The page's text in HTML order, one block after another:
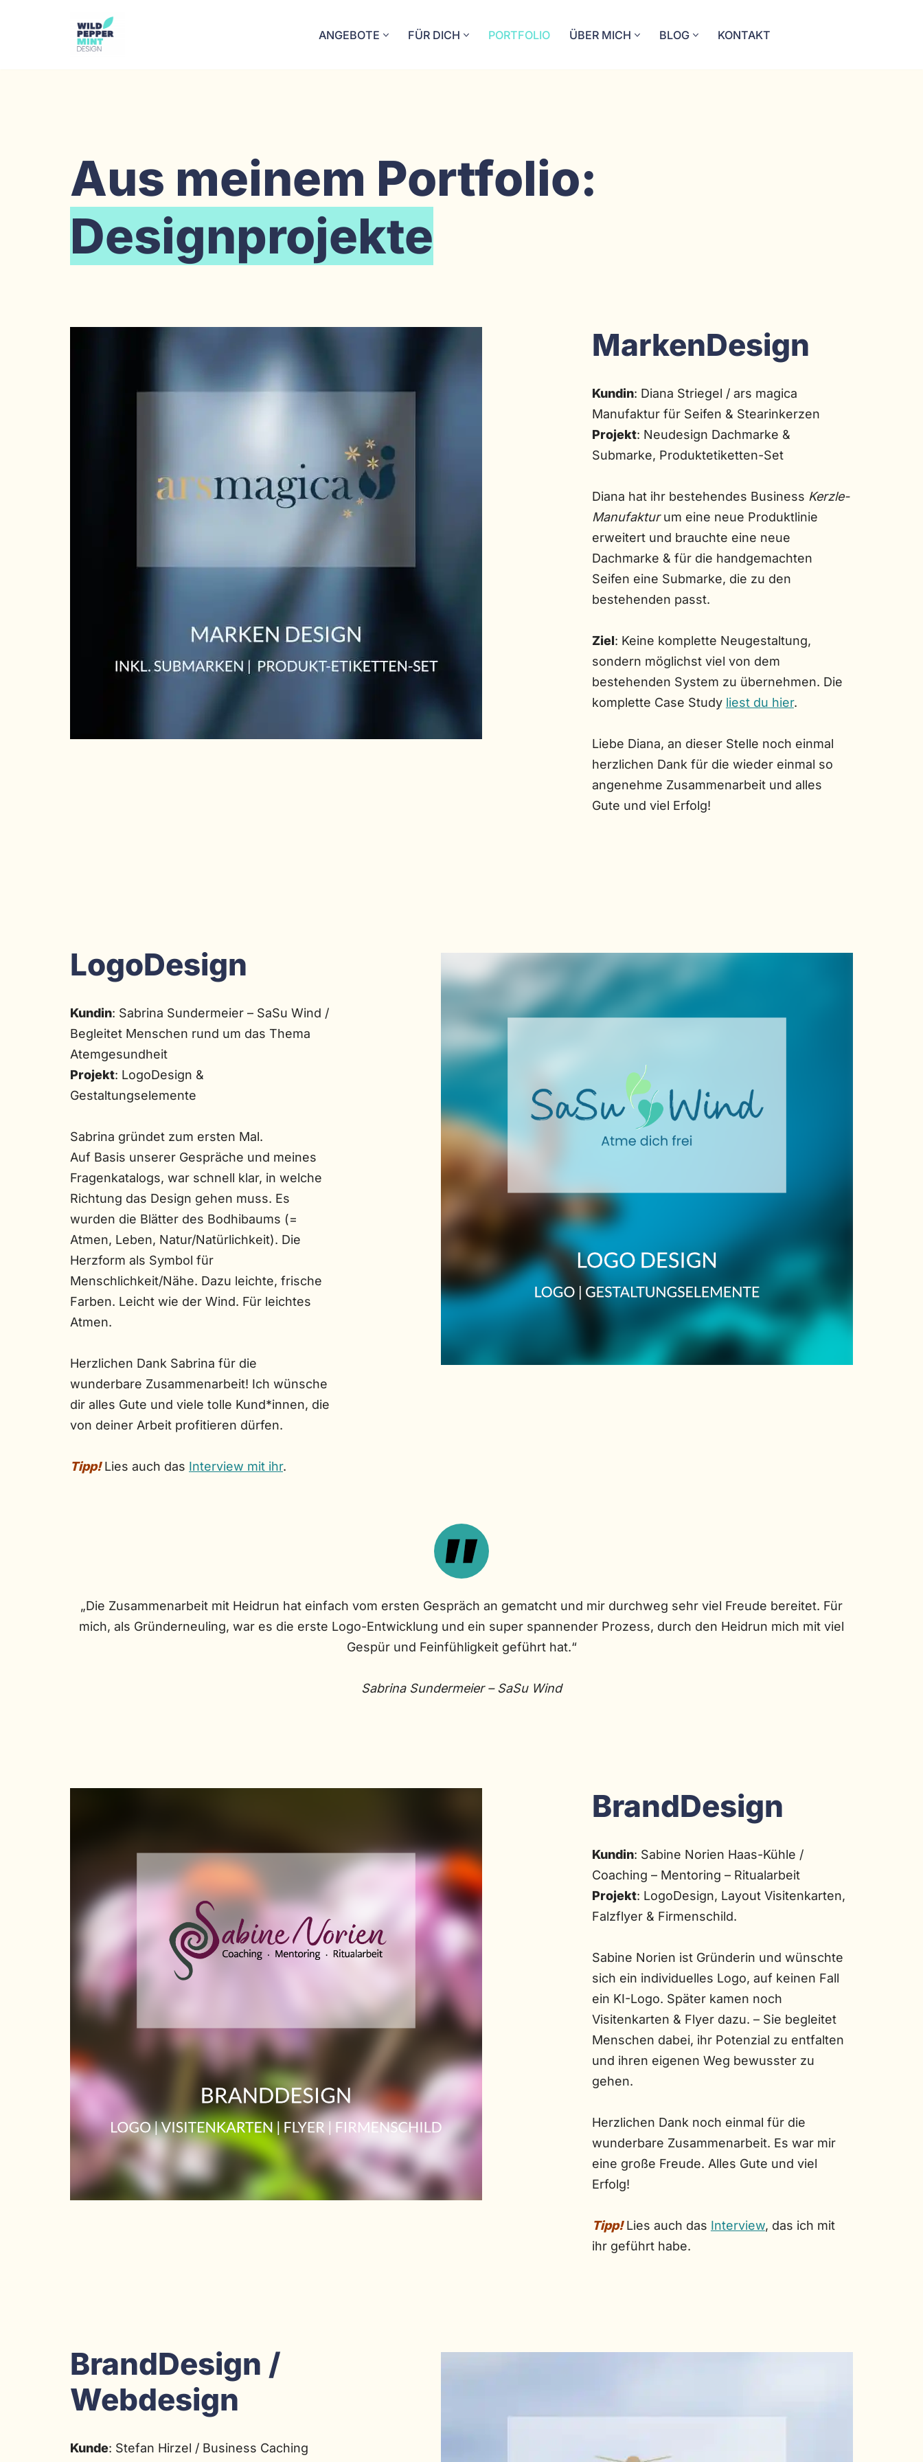
ANGEBOTE FÜR DICH PORTFOLIO ÜBER MICH BLOG KONTAKT
Aus meinem Portfolio:
Designprojekte
MarkenDesign
Kundin: Diana Striegel / ars magica
Manufaktur für Seifen & Stearinkerzen
Projekt: Neudesign Dachmarke &
Submarke, Produktetiketten-Set
Diana hat ihr bestehendes Business Kerzle-
Manufakturum eine neue Produktlinie
erweitert und brauchte eine neue
Dachmarke & für die handgemachten
Seifen eine Submarke, die zu den
bestehenden passt.
Ziel: Keine komplette Neugestaltung,
sondern möglichst viel von dem
bestehenden System zu übernehmen. Die
komplette Case Study liest du hier.
Liebe Diana, an dieser Stelle noch einmal
herzlichen Dank für die wieder einmal so
angenehme Zusammenarbeit und alles
Gute und viel Erfolg!
LogoDesign
Kundin: Sabrina Sundermeier – SaSu Wind /
Begleitet Menschen rund um das Thema
Atemgesundheit
Projekt: LogoDesign &
Gestaltungselemente
Sabrina gründet zum ersten Mal.
Auf Basis unserer Gespräche und meines
Fragenkatalogs, war schnell klar, in welche
Richtung das Design gehen muss. Es
wurden die Blätter des Bodhibaums (=
Atmen, Leben, Natur/Natürlichkeit). Die
Herzform als Symbol für
Menschlichkeit/Nähe. Dazu leichte, frische
Farben. Leicht wie der Wind. Für leichtes
Atmen.
Herzlichen Dank Sabrina für die
wunderbare Zusammenarbeit! Ich wünsche
dir alles Gute und viele tolle Kund*innen, die
von deiner Arbeit profitieren dürfen.
Tipp!Lies auch das Interview mit ihr.
„Die Zusammenarbeit mit Heidrun hat einfach vom ersten Gespräch an gematcht und mir durchweg sehr viel Freude bereitet. Für
mich, als Gründerneuling, war es die erste Logo-Entwicklung und ein super spannender Prozess, durch den Heidrun mich mit viel
Gespür und Feinfühligkeit geführt hat.“
Sabrina Sundermeier – SaSu Wind
BrandDesign
Kundin: Sabine Norien Haas-Kühle /
Coaching – Mentoring – Ritualarbeit
Projekt: LogoDesign, Layout Visitenkarten,
Falzflyer & Firmenschild.
Sabine Norien ist Gründerin und wünschte
sich ein individuelles Logo, auf keinen Fall
ein KI-Logo. Später kamen noch
Visitenkarten & Flyer dazu. – Sie begleitet
Menschen dabei, ihr Potenzial zu entfalten
und ihren eigenen Weg bewusster zu
gehen.
Herzlichen Dank noch einmal für die
wunderbare Zusammenarbeit. Es war mir
eine große Freude. Alles Gute und viel
Erfolg!
Tipp!Lies auch das Interview, das ich mit
ihr geführt habe.
BrandDesign /
Webdesign
Kunde: Stefan Hirzel / Business Caching